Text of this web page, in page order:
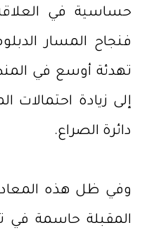
حساسية في
فنجاح المسار
تهدئة أوسع في
إلى زيادة احتمالات
دائرة الصراع.
وفي ظل هذه
المقبلة حاسمة في